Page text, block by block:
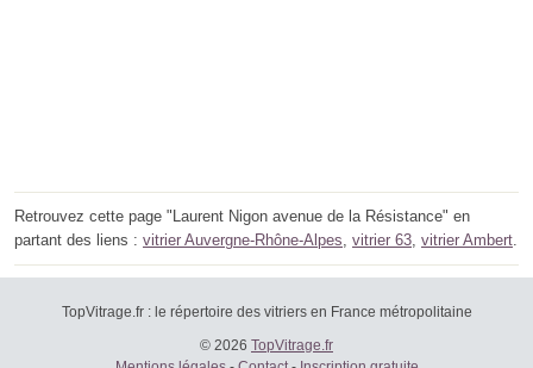
Retrouvez cette page "Laurent Nigon avenue de la Résistance" en
partant des liens : vitrier Auvergne-Rhône-Alpes vitrier 63 vitrier Ambert
TopVitrage.fr : le répertoire des vitriers en France métropolitaine
© 2026 TopVitrage.fr